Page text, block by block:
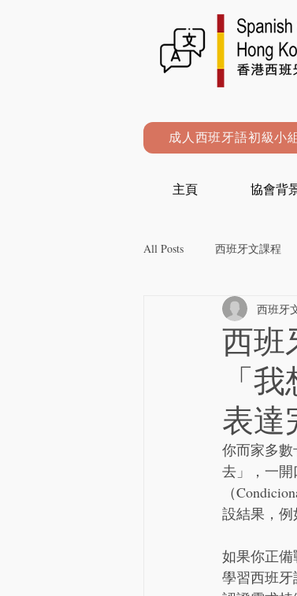
成人西班牙語初級小
主頁 協會背
All Posts 西班牙文課程
西班
「
表達
西班牙
你而家多
去」，一
（
設結果，例
如果你正備
學習西班